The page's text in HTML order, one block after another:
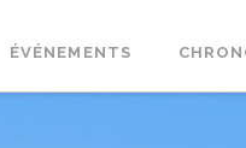
ÉVÉNEMENTS